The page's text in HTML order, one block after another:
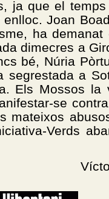
ja que el
Joan
ha demanat
dimecres a
bé, Núria
segrestada a
Els Mossos la
se
mateixos
Verds